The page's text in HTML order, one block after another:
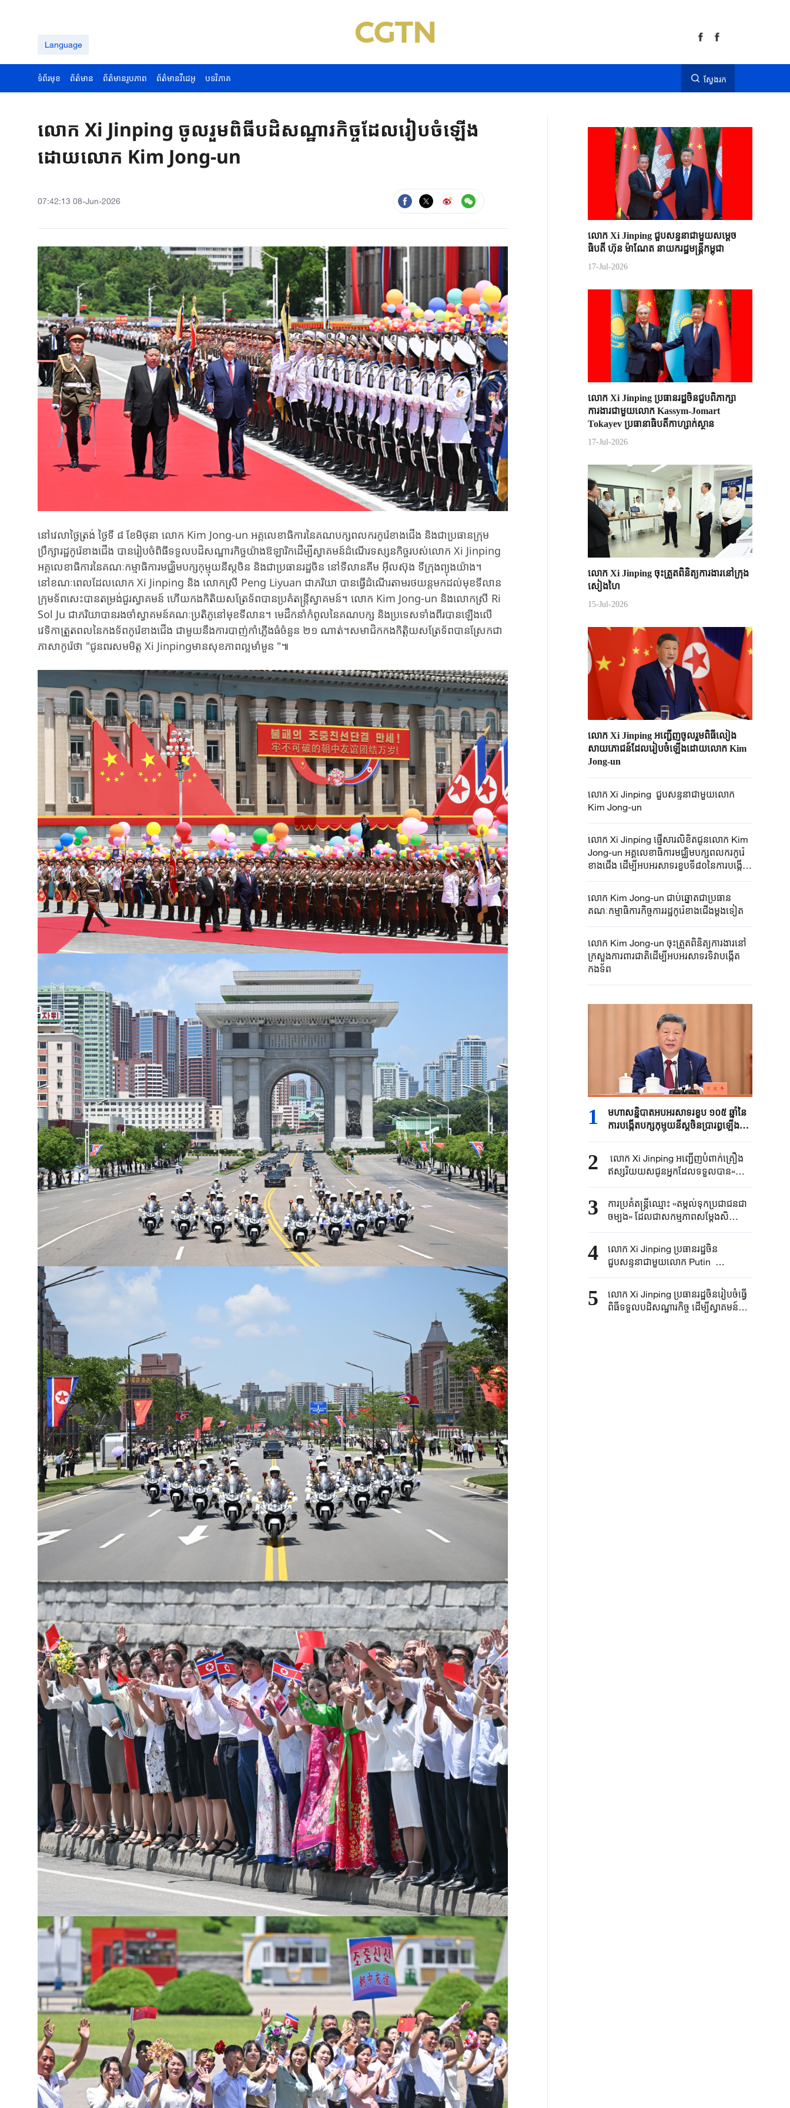
Language
ទំព័រមុខ ព័ត៌មាន ព័ត៌មានរូបភាព ព័ត៌មានវីដេអូ បទវិភាគ ស្វែងរក
លោក Xi Jinping ចូលរួមពិធីបដិសណ្ឋារកិច្ច​​ដែលរៀបចំឡើង​
ដោយលោក Kim Jong-un
07:42:13 08-Jun-2026
នៅ​វេលា​ថ្ងៃត្រង់ ថ្ងៃទី ៨ ខែមិថុនា លោក Kim Jong-un អគ្គលេខាធិការនៃគណបក្សពលករកូរ៉េខាងជើង​ និងជាប្រធានក្រុម​
ប្រឹក្សា​​រដ្ឋកូរ៉េ​ខាងជើង​ បានរៀបចំពិធីទទួល​បដិសណ្ឋារកិច្ច​​យ៉ាងឱឡារិកដើម្បី​ស្វាគមន៍​ដំណើរ​ទស្សនកិច្ច​របស់​លោក Xi Jinping
អគ្គលេខាធិការនៃគណៈកម្មាធិការមជ្ឈិម​បក្ស​កុម្មុយនីស្ត​ចិន​ និងជាប្រធាន​រដ្ឋ​ចិន នៅទីលានគីម អ៊ីលស៊ុង ទីក្រុងព្យុងយ៉ាង។
នៅខណៈពេលដែលលោក Xi Jinping និង លោកស្រី Peng Liyuan ជា​ភរិយា​ បានធ្វើ​ដំណើរ​​តាមរថយន្តមក​ដល់មុខ​ទីលាន​
ក្រុមទ័ពសេះបាន​តម្រង់​ជួរ​ស្វាគមន៍​ ហើយកងកិតិយស​ត្រែទ័ព​បានប្រគំ​​តន្ត្រី​​ស្វាគមន៍។ លោក Kim Jong-un និង​លោកស្រី Ri
Sol Ju​ ជា​ភរិយាបានរងចាំ​ស្វាគមន៍គណៈប្រតិភូ​នៅមុខ​ទីលាន។ មេដឹកនាំកំពូលនៃគណបក្ស និងប្រទេសទាំងពីរបាន​ឡើងលើ
វេទិកាត្រួត​ពល​នៃ​កងទ័ព​កូរ៉េខាងជើង ជាមួយ​នឹង​ការបាញ់កាំភ្លើងធំចំនួន ២១ ណាត់​​។សមាជិកកងកិត្តិយសត្រែទ័ពបានស្រែកជា
ភាសាកូរ៉េថា "ជូនពរសមមិត្ត Xi Jinpingមានសុខភាពល្អមាំ​មួន​ "៕
លោក Xi Jinping ជួបសន្ទនាជាមួយសម្តេច
ធិបតី ហ៊ុន ម៉ាណែត នាយករដ្ឋមន្ត្រីកម្ពុជា
17-Jul-2026
លោក Xi Jinping ប្រធានរដ្ឋចិន​ជួបពិភាក្សា​
ការងារជាមួយ​លោក Kassym-Jomart ​
Tokayev ​ប្រធានាធិបតី​កាហ្សាក់ស្ថាន​
17-Jul-2026
លោក Xi Jinping ចុះត្រួតពិនិត្យការងារនៅក្រុង
សៀងហៃ
15-Jul-2026
លោក Xi Jinping អញ្ជើញចូលរួមពិធីលៀង
សាយភោជន៍​​ដែលរៀបចំឡើង​ដោយលោក Kim
Jong-un
លោក Xi Jinping ជួបសន្ទនាជាមួយ​​លោក
Kim Jong-un
លោក Xi Jinping ផ្ញើសារលិខិតជូនលោក Kim
Jong-un អគ្គលេខាធិការមជ្ឈិមបក្សពលករកូរ៉េ
ខាងជើង ដើម្បីអបអរសាទរខួបទី៨០នៃការបង្កើត
បក្សពលករកូរ៉េខាងជើង
លោក Kim Jong-un ជាប់ឆ្នោតជាប្រធាន
គណៈកម្មាធិការកិច្ចការរដ្ឋកូរ៉េខាងជើងម្តងទៀត
លោក Kim Jong-un ចុះត្រួតពិនិត្យការងារនៅ
ក្រសួងការពារជាតិដើម្បីអបអរសាទរទិវាបង្កើត
កងទ័ព
1
មហាសន្និបាតអបអរសាទរខួប ១០៥ ឆ្នាំនៃ
ការបង្កើតបក្សកុម្មុយនីស្តចិនប្រារព្ធឡើង
2
លោក Xi Jinping អញ្ជើញបំពាក់គ្រឿង
ឥស្សរិយយសជូន​អ្នកដែលទទួលបាន«
មេដាយ ១ កក្កដា »
3
ការប្រគំតន្ត្រីឈ្មោះ «តម្កល់ទុកប្រជាជនជា
ចម្បង» ដែលជាសកម្មភាពសម្តែងសិល្បៈ
ដើម្បីអបអរសាទរខួប ១០៥ ឆ្នាំនៃការបង្កើត
បក្សកុម្មុយនីស្តចិនធ្វើឡើងនៅប៉េកាំង
4
លោក Xi Jinping ប្រធានរដ្ឋចិន​
ជួបសន្ទនាជាមួយលោក​ Putin ​​
ប្រធានាធិបតី​រុស្ស៊ី​
5
លោក Xi Jinping ប្រធានរដ្ឋ​ចិន​រៀបចំ​ធ្វើ​
ពិធីទទួល​បដិ​សណ្ឋារកិច្ច​ ដើម្បី​ស្វាគមន៍